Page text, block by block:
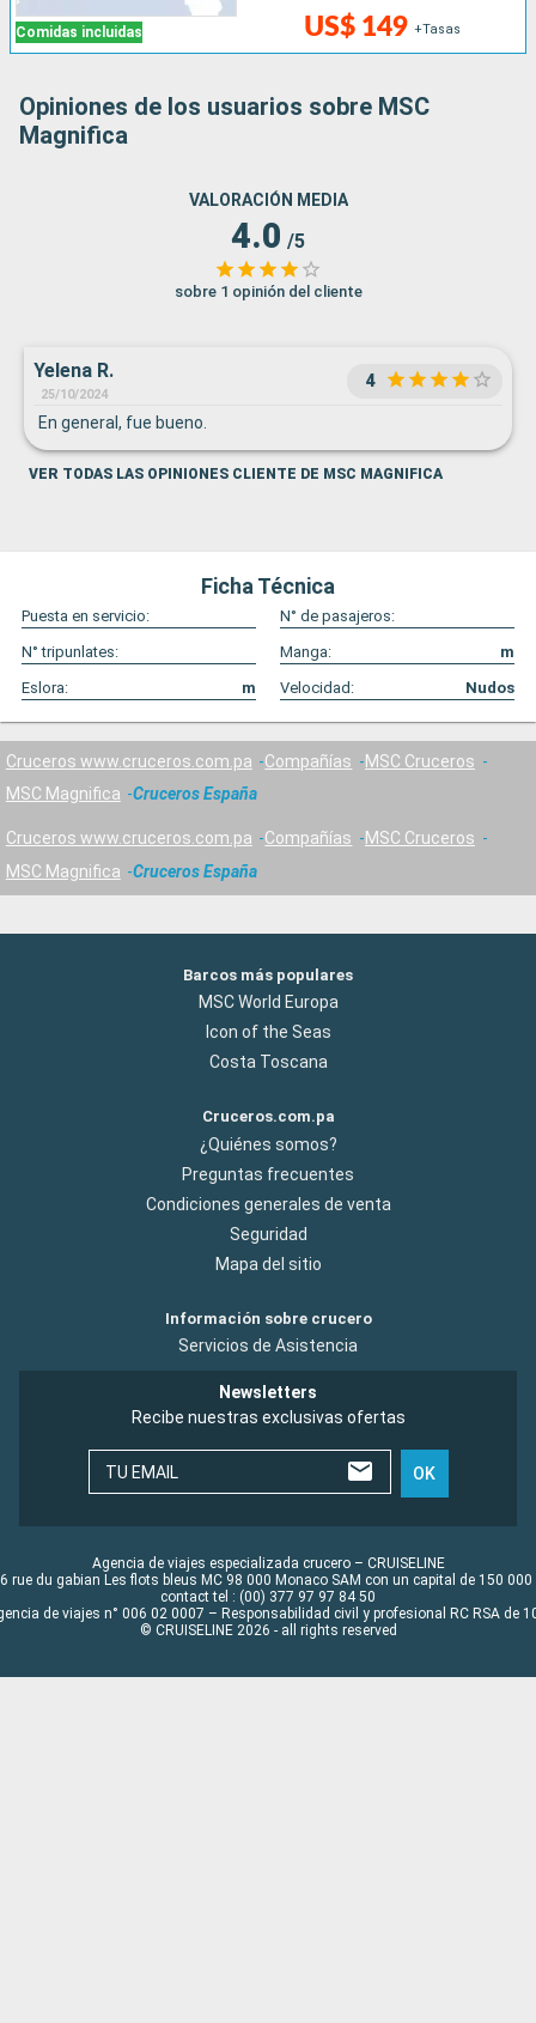
Comidas incluidas US$ 149 +Tasas
Opiniones de los usuarios sobre MSC
Magnifica
VALORACIÓN MEDIA
4.0 /5
sobre 1 opinión del cliente
Yelena R.
25/10/2024
4
En general, fue bueno.
VER TODAS LAS OPINIONES CLIENTE DE MSC MAGNIFICA
Ficha Técnica
Puesta en servicio:
N° de pasajeros:
N° tripunlates:
Manga:
m
Eslora:
m Velocidad: Nudos
Cruceros www.cruceros.com.pa Compañías
MSC Cruceros
MSC Magnifica
Cruceros España
Cruceros www.cruceros.com.pa Compañías
MSC Cruceros
MSC Magnifica
Cruceros España
Barcos más populares
MSC World Europa
Icon of the Seas
Costa Toscana
Cruceros.com.pa
¿Quiénes somos?
Preguntas frecuentes
Condiciones generales de venta
Seguridad
Mapa del sitio
Información sobre crucero
Servicios de Asistencia
Newsletters
Recibe nuestras exclusivas ofertas
TU EMAIL OK
Agencia de viajes especializada crucero – CRUISELINE
rue du gabian Les flots bleus MC 98 000 Monaco SAM con un capital de 150 000
contact tel : (00) 377 97 97 84 50
de viajes n° 006 02 0007 – Responsabilidad civil y profesional RC RSA de
© CRUISELINE 2026 - all rights reserved